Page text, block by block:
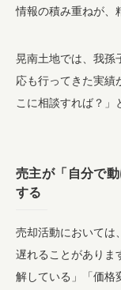
情報の積み重ねが、
晃南土地では、我孫
応も行ってきた実績
こに相談すれば？」
売主が「自分で
する
売却活動においては
遅れることがありま
解している」「価格